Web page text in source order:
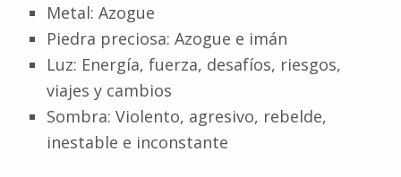
Metal: Azogue
Piedra preciosa: Azogue e imán
Luz: Energía, fuerza, desafíos, riesgos,
viajes y cambios
Sombra: Violento, agresivo, rebelde,
inestable e inconstante